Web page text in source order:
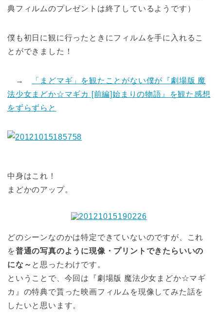
典フィルムのプレゼントは終了しているようです）
僕も初日に観に行ったときにフィルムを手に入れるこ
とができました！
→
「まどマギ」を観たことがない僕が『劇場版 魔
法少女まどか☆マギカ [前編]始まりの物語』を観た感想
をずらずらと
中身はこれ！
まどかのアップ。
どのシーンなのかは特定できていないのですが、これ
を普通の写真のように現像・プリントできたらいいの
にな～ と思ったわけです。
ということで、今回は『劇場版 魔法少女まどか☆マギ
カ』の特典で貰った映画フィルムを現像してみた話を
したいと思います。